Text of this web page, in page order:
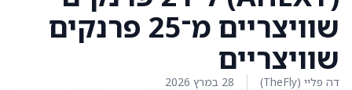
שוויצריים מ־25 פרנקים
שוויצריים
דה פליי (TheFly) 28 במרץ 2026